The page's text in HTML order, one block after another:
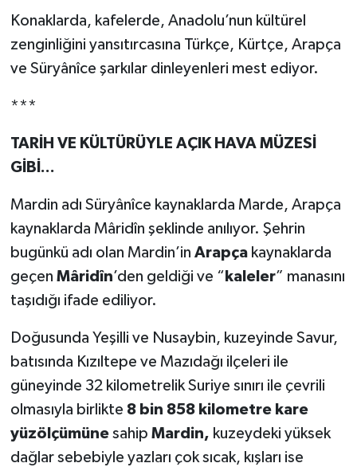
Konaklarda, kafelerde, Anadolu’nun kültürel
zenginliğini yansıtırcasına Türkçe, Kürtçe, Arapça
ve Süryânîce şarkılar dinleyenleri mest ediyor.
***
TARİH VE KÜLTÜRÜYLE AÇIK HAVA MÜZESİ
GİBİ...
Mardin adı Süryânîce kaynaklarda Marde, Arapça
kaynaklarda Mâridîn şeklinde anılıyor. Şehrin
bugünkü adı olan Mardin’in Arapçakaynaklarda
geçen Mâridîn’den geldiği ve “ kaleler” manasını
taşıdığı ifade ediliyor.
Doğusunda Yeşilli ve Nusaybin, kuzeyinde Savur,
batısında Kızıltepe ve Mazıdağı ilçeleri ile
güneyinde 32 kilometrelik Suriye sınırı ile çevrili
olmasıyla birlikte 8 bin 858 kilometre kare
yüzölçümüne sahip Mardin, kuzeydeki yüksek
dağlar sebebiyle yazları çok sıcak, kışları ise